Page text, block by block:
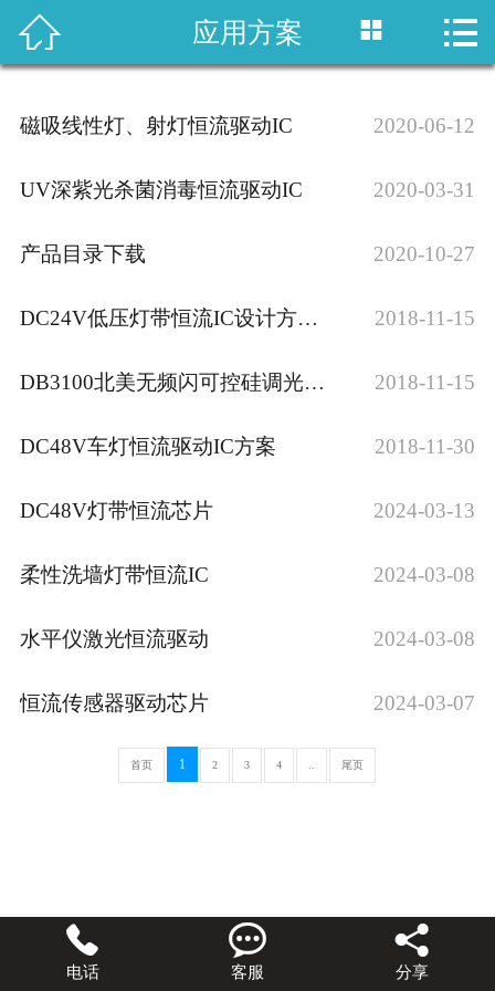
网站首页
新闻资讯
关于我们
联系我们
 应用方案  
磁吸线性灯、射灯恒流驱动IC 2020-06-12
UV深紫光杀菌消毒恒流驱动IC 2020-03-31
产品目录下载 2020-10-27
DC24V低压灯带恒流IC设计方案-… 2018-11-15
DB3100北美无频闪可控硅调光方案… 2018-11-15
DC48V车灯恒流驱动IC方案 2018-11-30
DC48V灯带恒流芯片 2024-03-13
柔性洗墙灯带恒流IC 2024-03-08
水平仪激光恒流驱动 2024-03-08
恒流传感器驱动芯片 2024-03-07
首页 1 2 3 4 .. 尾页

电话

客服

分享